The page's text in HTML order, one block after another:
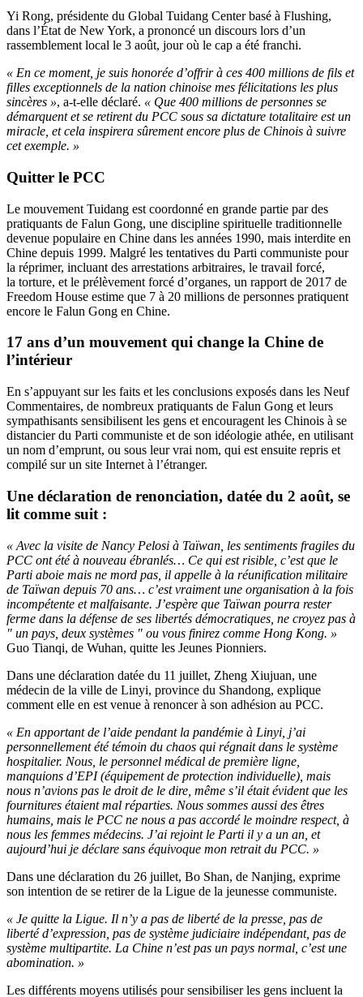
Yi Rong, présidente du Global Tuidang Center basé à Flushing,
dans l’État de New York, a prononcé un discours lors d’un
rassemblement local le 3 août, jour où le cap a été franchi.
« En ce moment, je suis honorée d’offrir à ces 400 millions de fils et
filles exceptionnels de la nation chinoise mes félicitations les plus
sincères », a-t-elle déclaré. « Que 400 millions de personnes se
démarquent et se retirent du PCC sous sa dictature totalitaire est un
miracle, et cela inspirera sûrement encore plus de Chinois à suivre
cet exemple. »
Quitter le PCC
Le mouvement Tuidang est coordonné en grande partie par des
pratiquants de Falun Gong, une discipline spirituelle traditionnelle
devenue populaire en Chine dans les années 1990, mais interdite en
Chine depuis 1999. Malgré les tentatives du Parti communiste pour
la réprimer, incluant des arrestations arbitraires, le travail forcé,
la torture, et le prélèvement forcé d’organes, un rapport de 2017 de
Freedom House estime que 7 à 20 millions de personnes pratiquent
encore le Falun Gong en Chine.
17 ans d’un mouvement qui change la Chine de
l’intérieur
En s’appuyant sur les faits et les conclusions exposés dans les Neuf
Commentaires, de nombreux pratiquants de Falun Gong et leurs
sympathisants sensibilisent les gens et encouragent les Chinois à se
distancier du Parti communiste et de son idéologie athée, en utilisant
un nom d’emprunt, ou sous leur vrai nom, qui est ensuite repris et
compilé sur un site Internet à l’étranger.
Une déclaration de renonciation, datée du 2 août, se
lit comme suit :
« Avec la visite de Nancy Pelosi à Taïwan, les sentiments fragiles du
PCC ont été à nouveau ébranlés… Ce qui est risible, c’est que le
Parti aboie mais ne mord pas, il appelle à la réunification militaire
de Taïwan depuis 70 ans… c’est vraiment une organisation à la fois
incompétente et malfaisante. J’espère que Taïwan pourra rester
ferme dans la défense de ses libertés démocratiques, ne croyez pas à
" un pays, deux systèmes " ou vous finirez comme Hong Kong. »
Guo Tianqi, de Wuhan, quitte les Jeunes Pionniers.
Dans une déclaration datée du 11 juillet, Zheng Xiujuan, une
médecin de la ville de Linyi, province du Shandong, explique
comment elle en est venue à renoncer à son adhésion au PCC.
« En apportant de l’aide pendant la pandémie à Linyi, j’ai
personnellement été témoin du chaos qui régnait dans le système
hospitalier. Nous, le personnel médical de première ligne,
manquions d’EPI (équipement de protection individuelle), mais
nous n’avions pas le droit de le dire, même s’il était évident que les
fournitures étaient mal réparties. Nous sommes aussi des êtres
humains, mais le PCC ne nous a pas accordé le moindre respect, à
nous les femmes médecins. J’ai rejoint le Parti il y a un an, et
aujourd’hui je déclare sans équivoque mon retrait du PCC. »
Dans une déclaration du 26 juillet, Bo Shan, de Nanjing, exprime
son intention de se retirer de la Ligue de la jeunesse communiste.
« Je quitte la Ligue. Il n’y a pas de liberté de la presse, pas de
liberté d’expression, pas de système judiciaire indépendant, pas de
système multipartite. La Chine n’est pas un pays normal, c’est une
abomination. »
Les différents moyens utilisés pour sensibiliser les gens incluent la